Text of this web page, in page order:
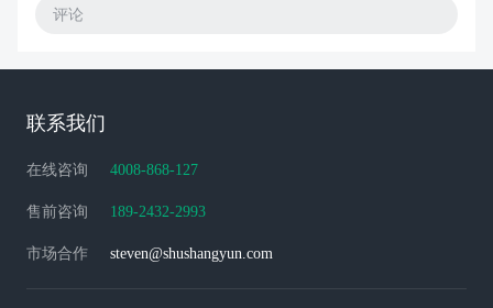
评论
联系我们
在线咨询 4008-868-127
售前咨询 189-2432-2993
市场合作 steven@shushangyun.com